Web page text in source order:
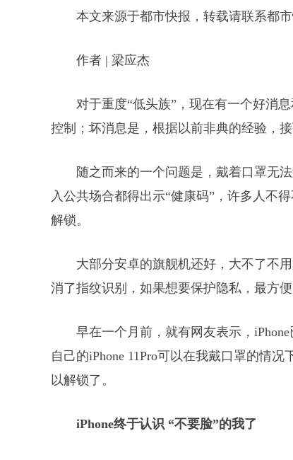
本文来源于都市快报，转载请联系都
作者 | 梁应杰
对于重度“低头族”，现在有一个好消
控制；坏消息是，根据以前非典的经验，
随之而来的一个问题是，戴着口罩无
入公共场合都得出示“健康码”，许多人不
解锁。
大部分安卓的旗舰机还好，大不了不
消了指纹识别，如果想要保护隐私，最方便
早在一个月前，就有网友表示，
自己的iPhone 11Pro可以在我戴口罩的情
以解锁了。
iPhone终于认识 “不要脸”的我了